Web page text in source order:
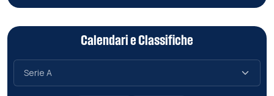
Calendari e Classifiche